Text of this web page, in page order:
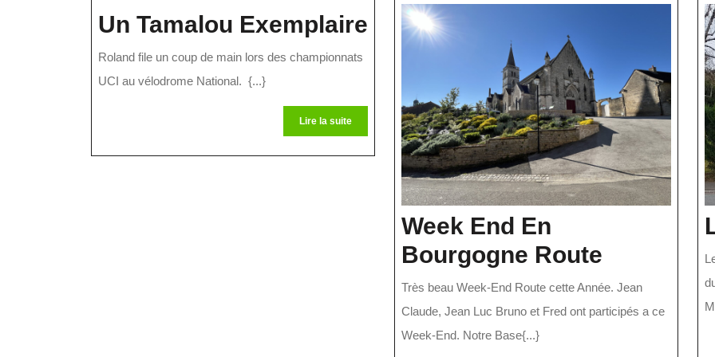
Un Tamalou Exemplaire
Tamalou
Exemplaire
Roland file un coup de main lors des championnats
UCI au vélodrome National. {...}
Lire la suiteLire
la
Week End En
Bourgogne Route
End
En
Très beau Week-End Route cette Année. Jean
Claude, Jean Luc Bruno et Fred ont participés a ce
Week-End. Notre Base{...}